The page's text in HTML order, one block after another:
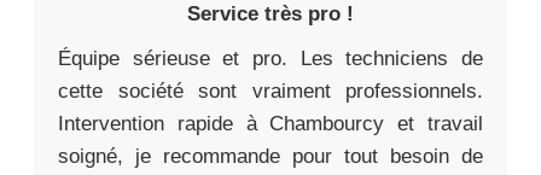
Service très pro !
Équipe sérieuse et pro. Les techniciens de
cette société sont vraiment professionnels.
Intervention rapide à Chambourcy et travail
soigné, je recommande pour tout besoin de